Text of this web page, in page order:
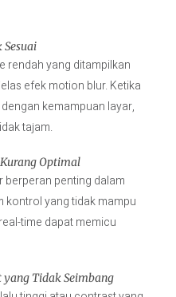
Sesuai
rendah yang ditampilkan
efek motion blur. Ketika
kemampuan layar,
tajam.
Optimal
penting dalam
kontrol yang tidak mampu
time dapat memicu
yang Tidak Seimbang